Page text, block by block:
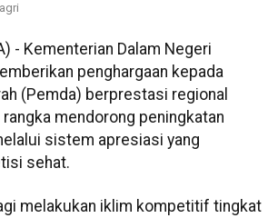
- Kementerian Dalam Negeri
penghargaan kepada
(Pemda) berprestasi regional
mendorong peningkatan
sistem apresiasi yang
sehat.
melakukan iklim kompetitif tingkat